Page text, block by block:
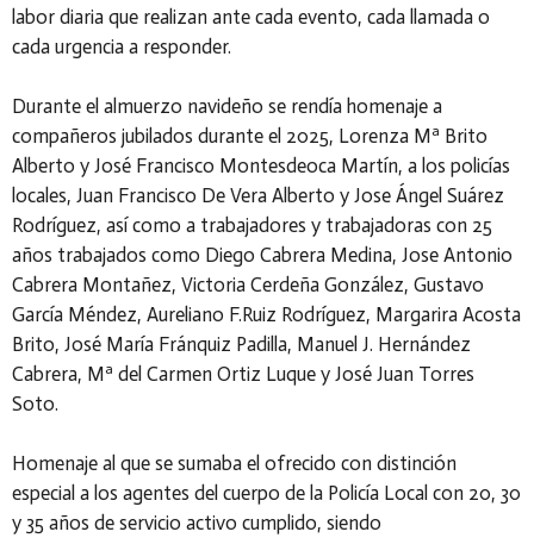
labor diaria que realizan ante cada evento, cada llamada o
cada urgencia a responder.
Durante el almuerzo navideño se rendía homenaje a
compañeros jubilados durante el 2025, Lorenza Mª Brito
Alberto y José Francisco Montesdeoca Martín, a los policías
locales, Juan Francisco De Vera Alberto y Jose Ángel Suárez
Rodríguez, así como a trabajadores y trabajadoras con 25
años trabajados como Diego Cabrera Medina, Jose Antonio
Cabrera Montañez, Victoria Cerdeña González, Gustavo
García Méndez, Aureliano F.Ruiz Rodríguez, Margarira Acosta
Brito, José María Fránquiz Padilla, Manuel J. Hernández
Cabrera, Mª del Carmen Ortiz Luque y José Juan Torres
Soto.
Homenaje al que se sumaba el ofrecido con distinción
especial a los agentes del cuerpo de la Policía Local con 20, 30
y 35 años de servicio activo cumplido, siendo